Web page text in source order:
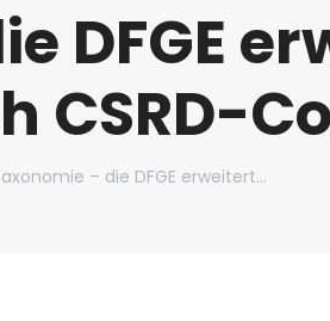
DFGE
CSRD-
– die DFGE erweitert…